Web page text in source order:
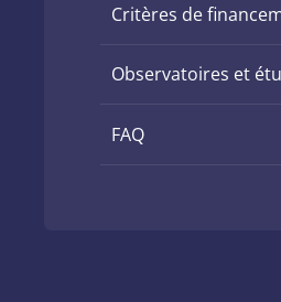
Critères de
Observatoires et
FAQ